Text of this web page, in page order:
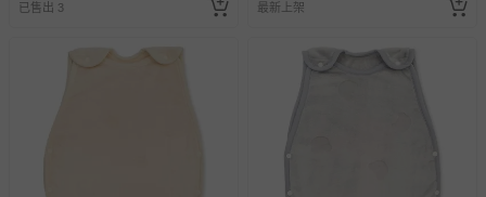
已售出 3 最新上架